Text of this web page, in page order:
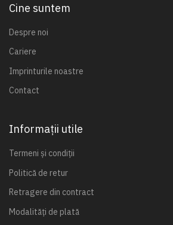
Cine suntem
Despre noi
Cariere
Imprinturile noastre
Contact
Informații utile
Termeni și condiții
Politică de retur
Retragere din contract
Modalități de plată